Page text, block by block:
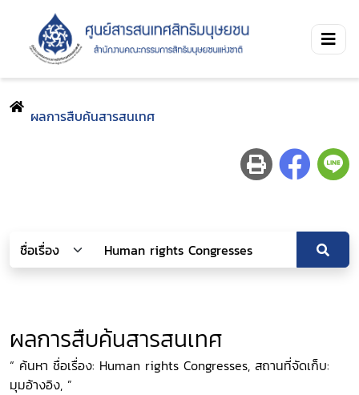
ผลการสืบค้นสารสนเทศ
ผลการสืบค้นสารสนเทศ
“ ค้นหา ชื่อเรื่อง: Human rights Congresses, สถานที่จัดเก็บ:
มุมอ้างอิง, ”